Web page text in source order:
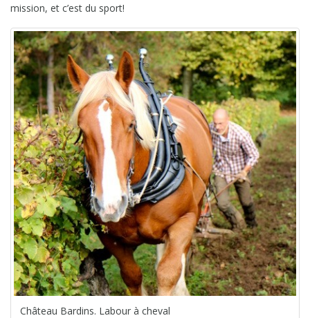
mission, et c’est du sport!
Château Bardins. Labour à cheval